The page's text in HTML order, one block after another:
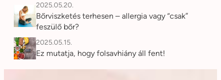
2025.05.20.
Bőrviszketés terhesen – allergia vagy “csak”
feszülő bőr?
2025.05.15.
Ez mutatja, hogy folsavhiány áll fent!